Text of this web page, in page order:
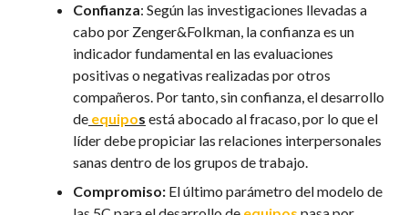
Confianza: Según las investigaciones llevadas a
cabo por Zenger&Folkman, la confianza es un
indicador fundamental en las evaluaciones
positivas o negativas realizadas por otros
compañeros. Por tanto, sin confianza, el desarrollo
de equipos está abocado al fracaso, por lo que el
líder debe propiciar las relaciones interpersonales
sanas dentro de los grupos de trabajo.
Compromiso: El último parámetro del modelo de